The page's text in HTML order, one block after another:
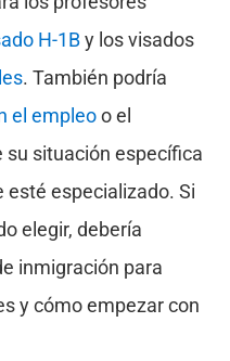
H-1By los visados
. También podría
el empleoo el
su situación específica
esté especializado. Si
elegir, debería
inmigración para
y cómo empezar con